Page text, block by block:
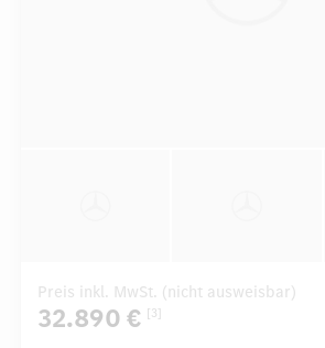
Preis inkl. MwSt. (nicht ausweisbar)
32.890 € [3]